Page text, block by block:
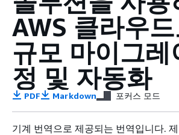
AWS 클라우
규모 마이그레
정 및 자동화
PDF Markdown 포커스 모드
기계 번역으로 제공되는 번역입니다.